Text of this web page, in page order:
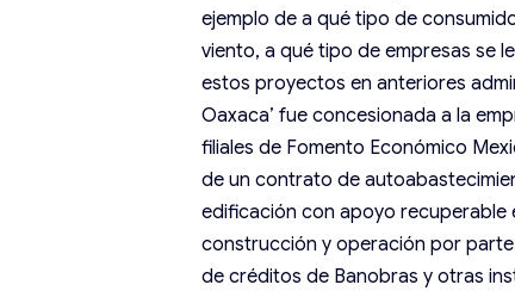
ejemplo de a qué tipo de
viento, a qué tipo de empresas se
estos proyectos en anteriores
Oaxaca’ fue concesionada a la
filiales de Fomento Económico
de un contrato de
edificación con apoyo recuperable
construcción y operación por
de créditos de Banobras y otras